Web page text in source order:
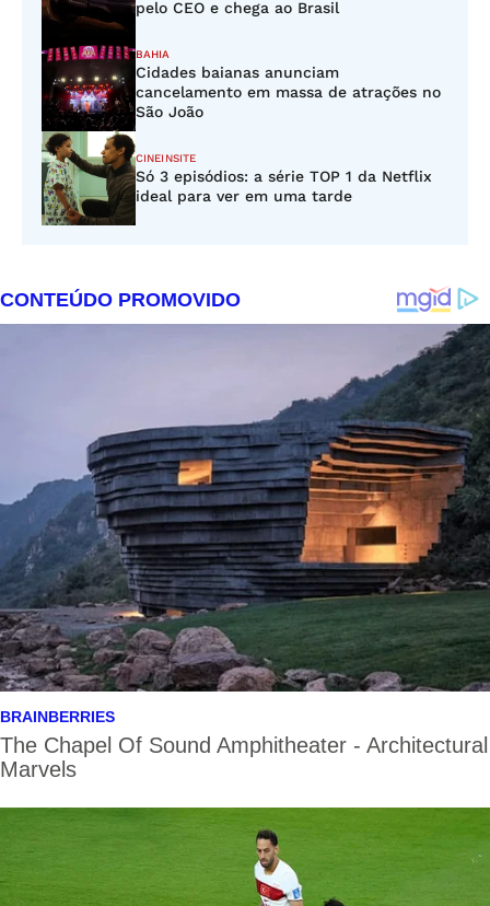
pelo CEO e chega ao Brasil
BAHIA
Cidades baianas anunciam
cancelamento em massa de atrações no
São João
CINEINSITE
Só 3 episódios: a série TOP 1 da Netflix
ideal para ver em uma tarde